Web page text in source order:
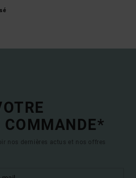
COMMANDE*
nos dernières actus et nos offres